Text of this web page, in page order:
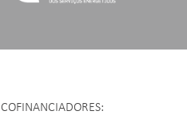
COFINANCIADORES: